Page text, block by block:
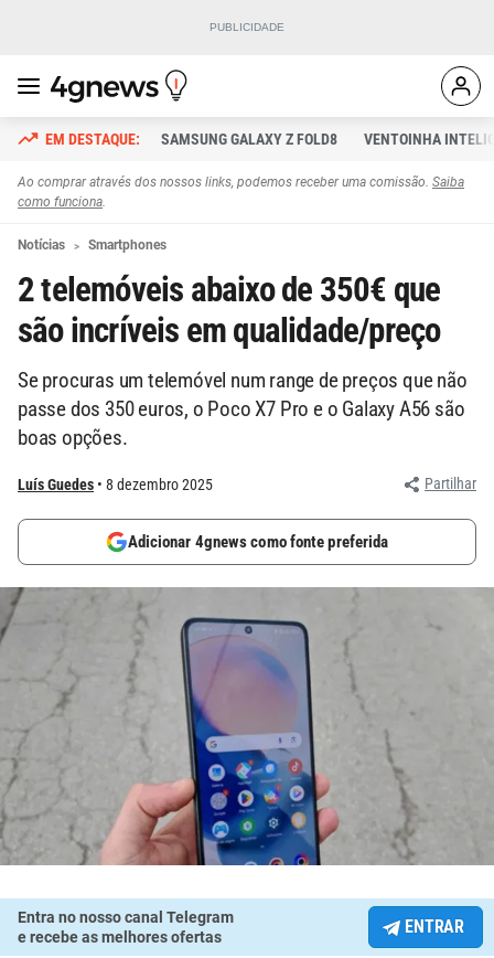
SAMSUNG GALAXY Z FOLD8 VENTOINHA
Ao comprar através dos nossos links, podemos receber uma comissão. Saiba
como funciona.
Notícias Smartphones
2 telemóveis abaixo de 350€ que
são incríveis em qualidade/preço
Se procuras um telemóvel num range de preços que não
passe dos 350 euros, o Poco X7 Pro e o Galaxy A56 são
boas opções.
Luís Guedes 8 dezembro 2025 Partilhar
Adicionar 4gnews como fonte preferida
Entra no nosso canal Telegram
e recebe as melhores ofertas
ENTRAR